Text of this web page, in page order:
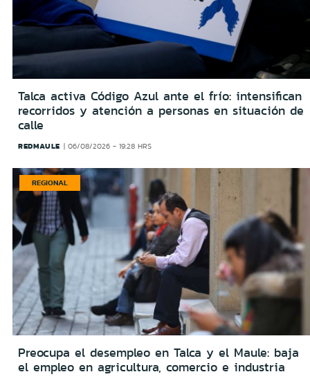
Talca activa Código Azul ante el frío: intensifican
recorridos y atención a personas en situación de
calle
REDMAULE 06/08/2026 - 19:28 HRS
REGIONAL
Preocupa el desempleo en Talca y el Maule: baja
el empleo en agricultura, comercio e industria